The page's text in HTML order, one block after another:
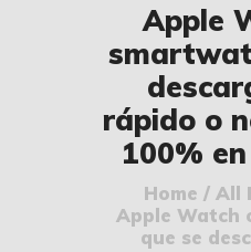
Apple
rápido o
100%
Home All
Apple Watch
que se
🔧
🛠️ SERVICIOS
ADICIONALES
👉
📞
✅